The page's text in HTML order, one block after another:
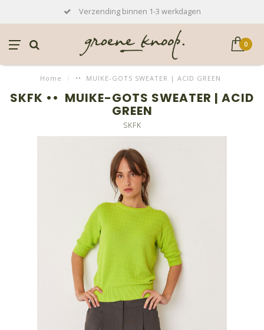
Verzending binnen 1-3 werkdagen
0
Home / •• MUIKE-GOTS SWEATER | ACID GREEN
SKFK •• MUIKE-GOTS SWEATER | ACID
GREEN
SKFK